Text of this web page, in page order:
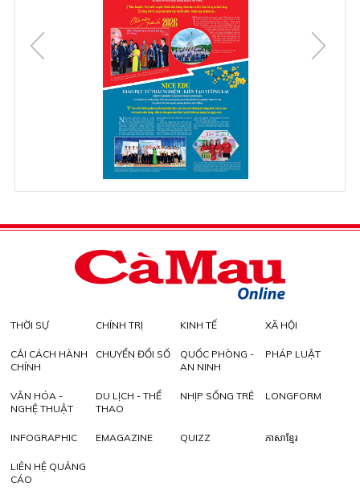
THỜI SỰ CHÍNH TRỊ KINH TẾ XÃ HỘI
CẢI CÁCH HÀNH
CHÍNH
CHUYỂN ĐỔI SỐ
QUỐC PHÒNG -
AN NINH
PHÁP LUẬT
VĂN HÓA -
NGHỆ THUẬT
DU LỊCH - THỂ
THAO
NHỊP SỐNG TRẺ LONGFORM
INFOGRAPHIC EMAGAZINE QUIZZ ភាសាខ្មែរ
LIÊN HỆ QUẢNG
CÁO